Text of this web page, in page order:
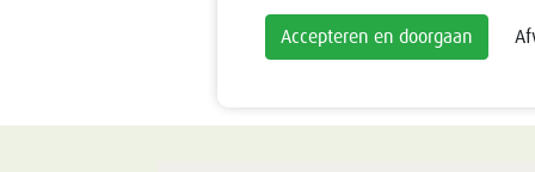
Accepteren en doorgaan